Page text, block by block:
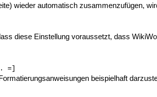
wieder automatisch zusammenzufügen,
diese Einstellung voraussetzt, dass
=]
beispielhaft